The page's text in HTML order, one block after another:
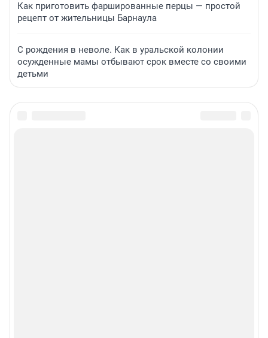
Как приготовить фаршированные перцы — простой
рецепт от жительницы Барнаула
С рождения в неволе. Как в уральской колонии
осужденные мамы отбывают срок вместе со своими
детьми